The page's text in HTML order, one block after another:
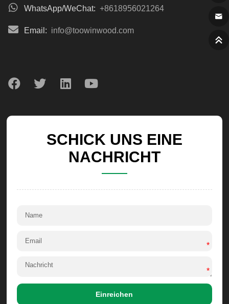
WhatsApp/WeChat: +8618956021264
Email: info@toowinwood.com
SCHICK UNS EINE
NACHRICHT
*
*
Einreichen